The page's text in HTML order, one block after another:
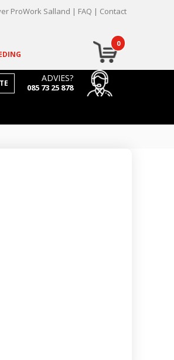
ProWork Salland FAQ Contact
0
ADVIES?
085 73 25 878